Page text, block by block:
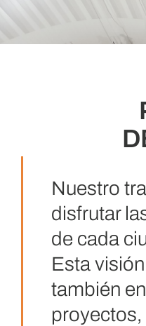
Nuestro
disfrutar
de cada
Esta
también